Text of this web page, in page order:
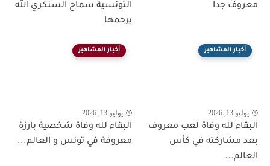
معروف جداً
التونسية سماح السنكري الله
يرحمها
أخبار المشاهير
يوليو 13, 2026
البقاء لله وفاة لعب معروف
بعد مشاركته في كأس
العالم...
أخبار المشاهير
يوليو 13, 2026
البقاء لله وفاة شخصية بارزة
معروفة في تونس و العالم...